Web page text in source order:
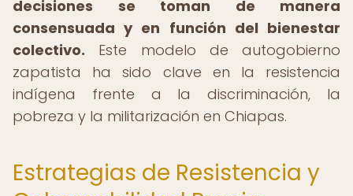
decisiones se toman de manera
consensuada y en función del bienestar
colectivo. Este modelo de autogobierno
zapatista ha sido clave en la resistencia
indígena frente a la discriminación, la
pobreza y la militarización en Chiapas.
Estrategias de Resistencia y